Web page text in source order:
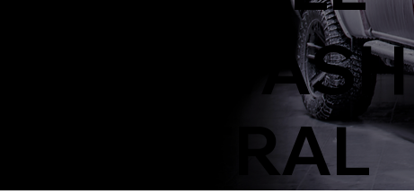
PRÉ WASH
NEUTRAL